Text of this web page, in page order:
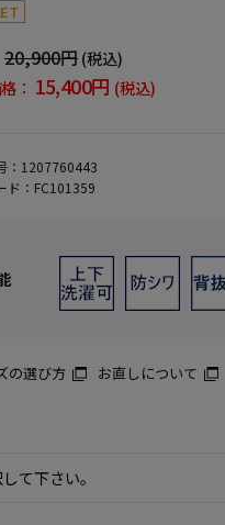
20,900円 (税込)
： 15,400円 (税込)
： 1207760443
ド： FC101359
の選び方 お直しについて